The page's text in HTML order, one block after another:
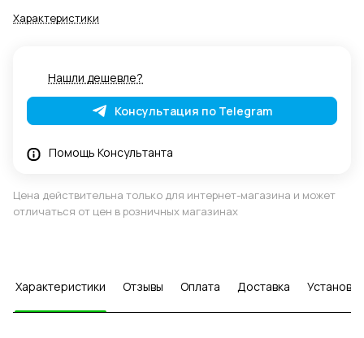
Характеристики
Нашли дешевле?
Консультация по Telegram
Помощь Консультанта
Цена действительна только для интернет-магазина и может
отличаться от цен в розничных магазинах
Характеристики Отзывы Оплата Доставка Установка